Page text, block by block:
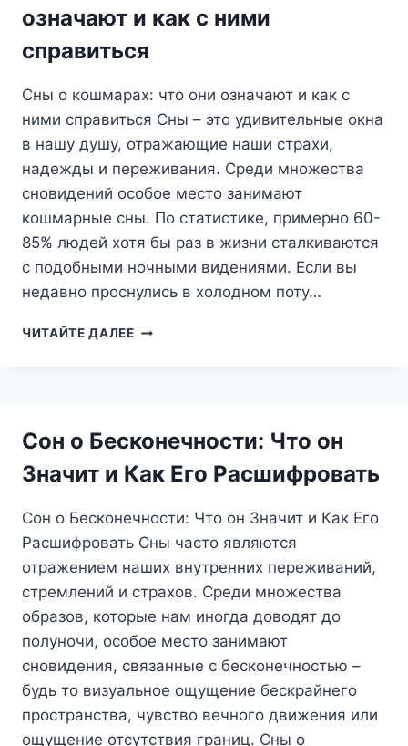
ПЕРЕМЕН?
означают и как с ними
справиться
Сны о кошмарах: что они означают и как с
ними справиться Сны – это удивительные окна
в нашу душу, отражающие наши страхи,
надежды и переживания. Среди множества
сновидений особое место занимают
кошмарные сны. По статистике, примерно 60-
85% людей хотя бы раз в жизни сталкиваются
с подобными ночными видениями. Если вы
недавно проснулись в холодном поту…
ЧИТАЙТЕ ДАЛЕЕСНЫ
И
КАК
С
СПРАВИТЬСЯ
Сон о Бесконечности: Что он
Значит и Как Его Расшифровать
Сон о Бесконечности: Что он Значит и Как Его
Расшифровать Сны часто являются
отражением наших внутренних переживаний,
стремлений и страхов. Среди множества
образов, которые нам иногда доводят до
полуночи, особое место занимают
сновидения, связанные с бесконечностью –
будь то визуальное ощущение бескрайнего
пространства, чувство вечного движения или
ощущение отсутствия границ. Сны о